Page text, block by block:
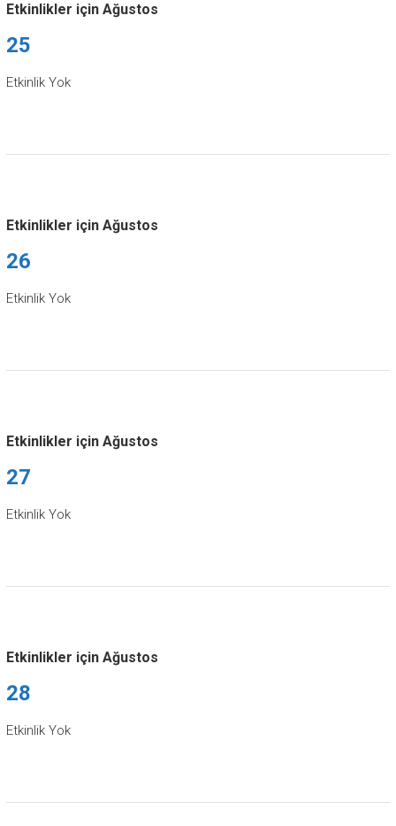
Etkinlikler için Ağustos
25
Etkinlik Yok
Etkinlikler için Ağustos
26
Etkinlik Yok
Etkinlikler için Ağustos
27
Etkinlik Yok
Etkinlikler için Ağustos
28
Etkinlik Yok